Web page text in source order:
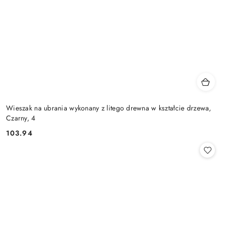
Wieszak na ubrania wykonany z litego drewna w kształcie drzewa,
Czarny, 4
Cena:
103.94